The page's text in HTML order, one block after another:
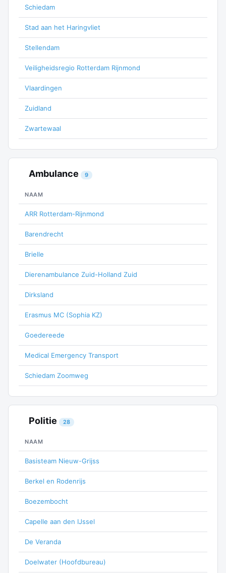
Schiedam
Stad aan het Haringvliet
Stellendam
Veiligheidsregio Rotterdam Rijnmond
Vlaardingen
Zuidland
Zwartewaal
Ambulance 9
NAAM
ARR Rotterdam-Rijnmond
Barendrecht
Brielle
Dierenambulance Zuid-Holland Zuid
Dirksland
Erasmus MC (Sophia KZ)
Goedereede
Medical Emergency Transport
Schiedam Zoomweg
Politie 28
NAAM
Basisteam Nieuw-Grijss
Berkel en Rodenrijs
Boezembocht
Capelle aan den IJssel
De Veranda
Doelwater (Hoofdbureau)